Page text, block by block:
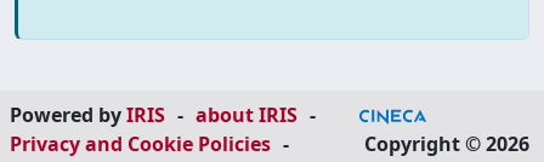
Powered byIRIS - about IRIS -
Privacy and Cookie Policies -
Copyright © 2026